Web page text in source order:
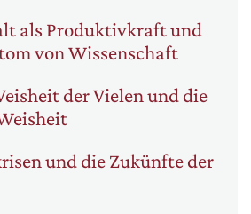
als Produktivkraft und
von Wissenschaft
der Vielen und die
und die Zukünfte der